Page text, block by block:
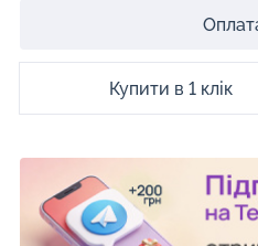
Купити в 1 клік